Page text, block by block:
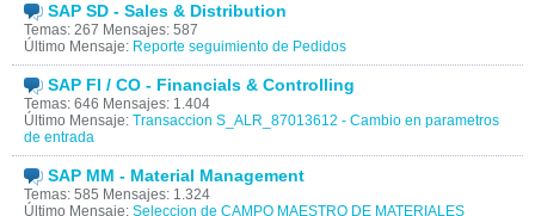
SAP SD - Sales & Distribution
Temas: 267 Mensajes: 587
Último Mensaje: Reporte seguimiento de Pedidos
SAP FI / CO - Financials & Controlling
Temas: 646 Mensajes: 1.404
Último Mensaje: Transaccion S_ALR_87013612 - Cambio en parametros
de entrada
SAP MM - Material Management
Temas: 585 Mensajes: 1.324
Último Mensaje: Seleccion de CAMPO MAESTRO DE MATERIALES